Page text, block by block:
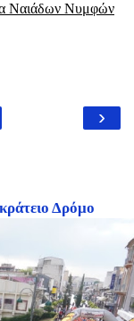
Ναιάδων Νυμφών
›
Δρόμο